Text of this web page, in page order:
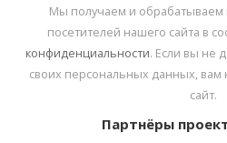
Мы получаем и
посетителей нашего сайта в
конфиденциальности. Если вы не
своих персональных данных,
сайт.
Партнёры